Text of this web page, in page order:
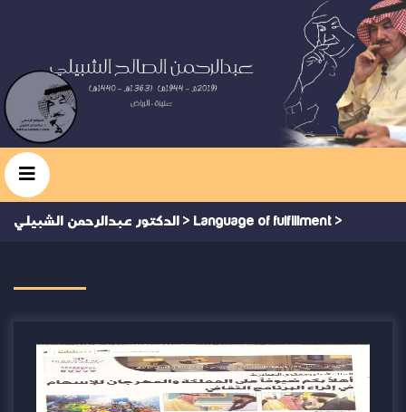
الدكتور عبدالرحمن الشبيلي > Language of fulfillment >